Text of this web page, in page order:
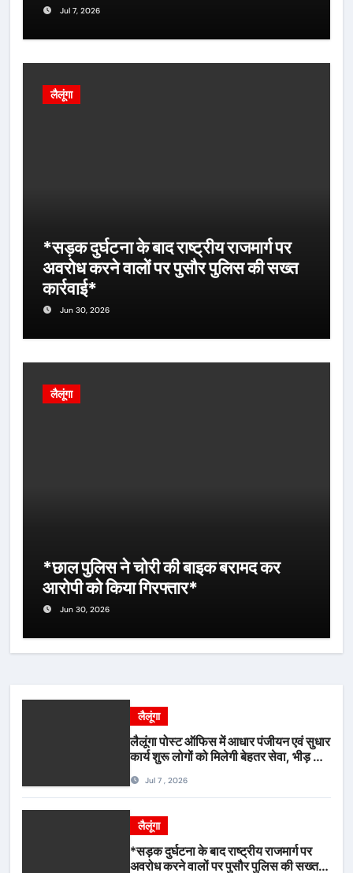
Jul 7, 2026
लैलूंगा
*सड़क दुर्घटना के बाद राष्ट्रीय राजमार्ग पर
अवरोध करने वालों पर पुसौर पुलिस की सख्त
कार्रवाई*
Jun 30, 2026
लैलूंगा
*छाल पुलिस ने चोरी की बाइक बरामद कर
आरोपी को किया गिरफ्तार*
Jun 30, 2026
लैलूंगा
लैलूंगा पोस्ट ऑफिस में आधार पंजीयन एवं सुधार
कार्य शुरू लोगों को मिलेगी बेहतर सेवा, भीड़ से
Jul 7 , 2026
लैलूंगा
*सड़क दुर्घटना के बाद राष्ट्रीय राजमार्ग पर
अवरोध करने वालों पर पुसौर पुलिस की सख्त